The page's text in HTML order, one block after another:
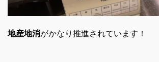
地産地消がかなり推進されています！